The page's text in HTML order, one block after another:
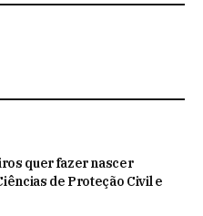
quer fazer nascer
de Proteção Civil e